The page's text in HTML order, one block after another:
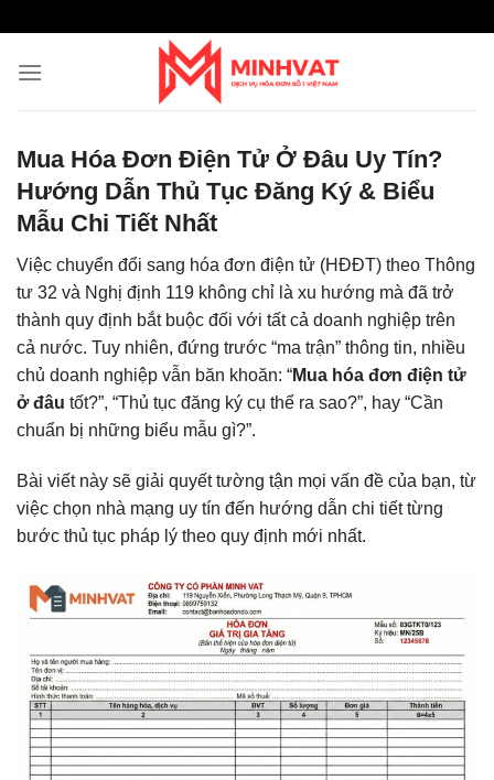
content
Mua Hóa Đơn Điện Tử Ở Đâu Uy Tín?
Hướng Dẫn Thủ Tục Đăng Ký & Biểu
Mẫu Chi Tiết Nhất
Việc chuyển đổi sang hóa đơn điện tử (HĐĐT) theo Thông
tư 32 và Nghị định 119 không chỉ là xu hướng mà đã trở
thành quy định bắt buộc đối với tất cả doanh nghiệp trên
cả nước. Tuy nhiên, đứng trước “ma trận” thông tin, nhiều
chủ doanh nghiệp vẫn băn khoăn: “Mua hóa đơn điện tử
ở đâu tốt?”, “Thủ tục đăng ký cụ thể ra sao?”, hay “Cần
chuẩn bị những biểu mẫu gì?”.
Bài viết này sẽ giải quyết tường tận mọi vấn đề của bạn, từ
việc chọn nhà mạng uy tín đến hướng dẫn chi tiết từng
bước thủ tục pháp lý theo quy định mới nhất.